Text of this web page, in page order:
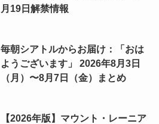
月19日解禁情報
毎朝シアトルからお届け：「おは
ようございます」 2026年8月3日
（月）〜8月7日（金）まとめ
【2026年版】マウント・レーニア